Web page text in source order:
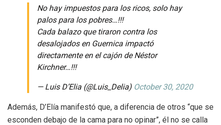
No hay impuestos para los ricos, solo hay
palos para los pobres…!!!
Cada balazo que tiraron contra los
desalojados en Guernica impactó
directamente en el cajón de Néstor
Kirchner…!!!
— Luis D’Elia (@Luis_Delia) October 30, 2020
Además, D’Elía manifestó que, a diferencia de otros “que se
esconden debajo de la cama para no opinar”, él no se calla